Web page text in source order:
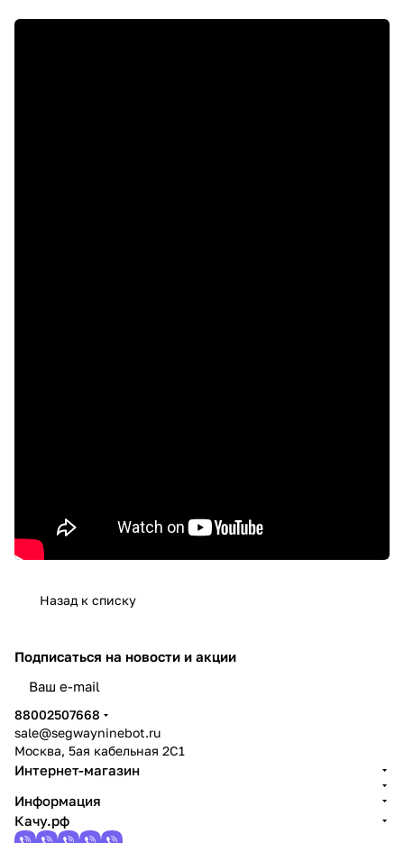
Назад к списку
Подписаться на новости и акции
88002507668
sale@segwayninebot.ru
Москва, 5ая кабельная 2С1
Интернет-магазин
Информация
Качу.рф